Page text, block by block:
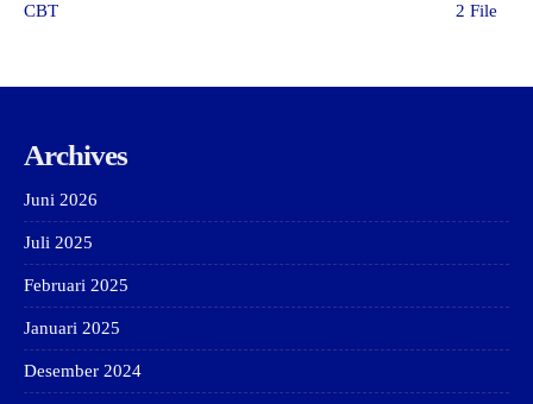
CBT 2 File
Archives
Juni 2026
Juli 2025
Februari 2025
Januari 2025
Desember 2024